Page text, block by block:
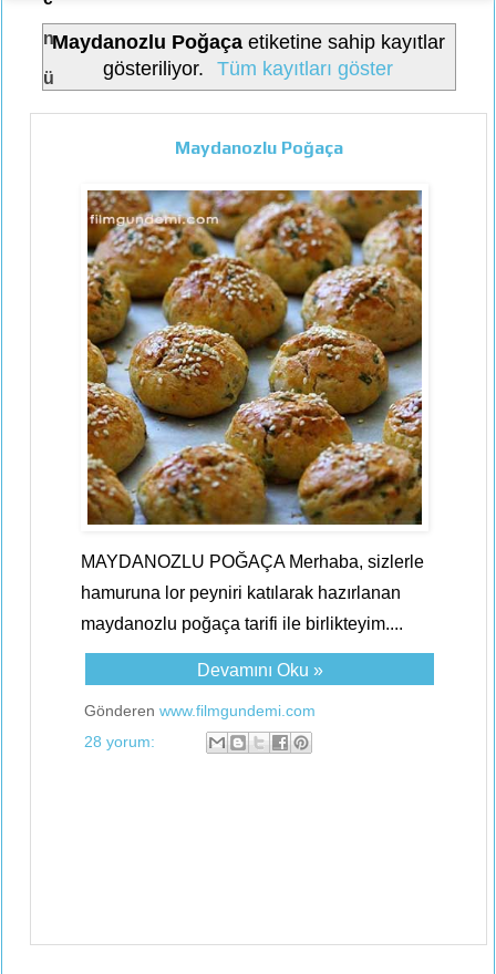
n
ü
Maydanozlu Poğaçaetiketine sahip kayıtlar
gösteriliyor.
Tüm kayıtları göster
Maydanozlu Poğaça
MAYDANOZLU POĞAÇA Merhaba, sizlerle
hamuruna lor peyniri katılarak hazırlanan
maydanozlu poğaça tarifi ile birlikteyim....
Devamını Oku »
Gönderen www.filmgundemi.com
28 yorum: